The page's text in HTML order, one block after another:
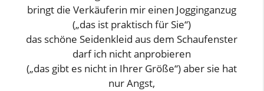
bringt die Verkäuferin mir einen Jogginganzug
(„das ist praktisch für Sie“)
das schöne Seidenkleid aus dem Schaufenster
darf ich nicht anprobieren
(„das gibt es nicht in Ihrer Größe“) aber sie hat
nur Angst,